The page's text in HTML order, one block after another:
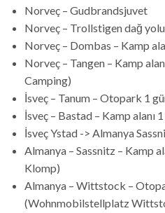
Norveç – Gudbrandsjuvet
Norveç – Trollstigen dağ yolu
Norveç – Dombas – Kamp
Norveç – Tangen – Kamp
Camping)
İsveç – Tanum – Otopark 1
İsveç – Bastad – Kamp alanı
İsveç Ystad -> Almanya
Almanya – Sassnitz – Kamp
Klomp)
Almanya – Wittstock –
(Wohnmobilstellplatz